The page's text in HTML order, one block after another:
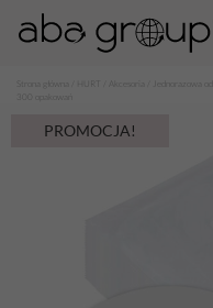
PROMOCJA!